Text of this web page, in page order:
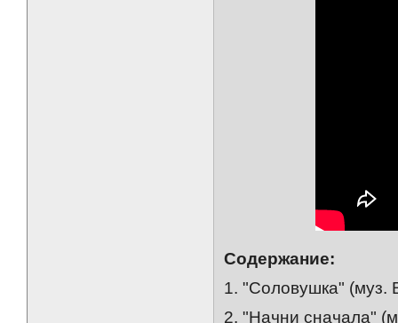
Содержание:
1. "Соловушка" (муз.
2. "Начни сначала"